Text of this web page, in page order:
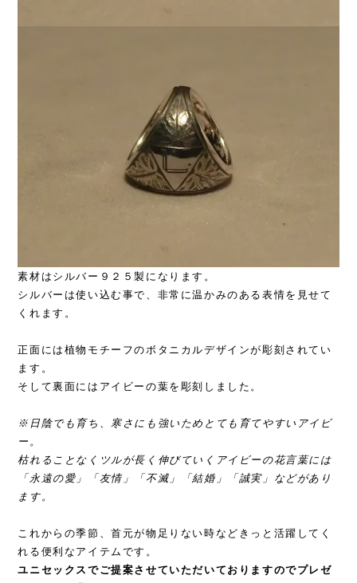
素材はシルバー９２５製になります。
シルバーは使い込む事で、非常に温かみのある表情を見せて
くれます。
正面には植物モチーフのボタニカルデザインが彫刻されてい
ます。
そして裏面にはアイビーの葉を彫刻しました。
※日陰でも育ち、寒さにも強いためとても育てやすいアイビ
ー。
枯れることなくツルが長く伸びていくアイビーの花言葉には
「永遠の愛」「友情」「不滅」「結婚」「誠実」などがあり
ます。
これからの季節、首元が物足りない時などきっと活躍してく
れる便利なアイテムです。
ユニセックスでご提案させていただいておりますのでプレゼ